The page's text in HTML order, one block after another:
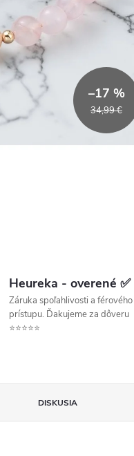
34,99 €
–17 %
Heureka - overené ✅
Záruka spoľahlivosti a férového
prístupu. Ďakujeme za dôveru
⭐⭐⭐⭐⭐
DISKUSIA